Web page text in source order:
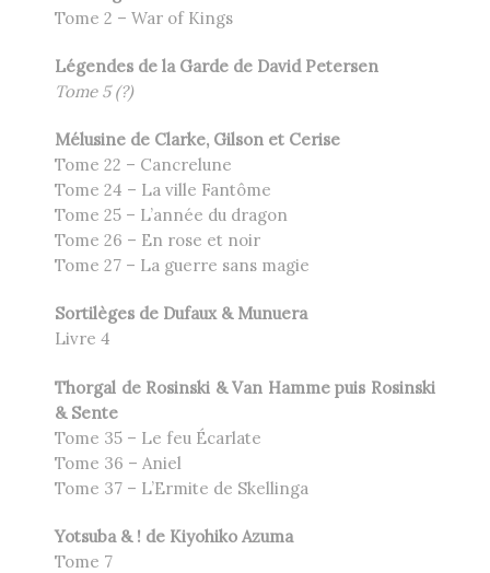
Tome 2 – War of Kings
Légendes de la Garde de David Petersen
Tome 5(?)
Mélusine de Clarke, Gilson et Cerise
Tome 22 – Cancrelune
Tome 24 – La ville Fantôme
Tome 25 – L’année du dragon
Tome 26 – En rose et noir
Tome 27 – La guerre sans magie
Sortilèges de Dufaux & Munuera
Livre 4
Thorgal de Rosinski & Van Hamme puis Rosinski
& Sente
Tome 35 – Le feu Écarlate
Tome 36 – Aniel
Tome 37 – L’Ermite de Skellinga
Yotsuba & ! de Kiyohiko Azuma
Tome 7